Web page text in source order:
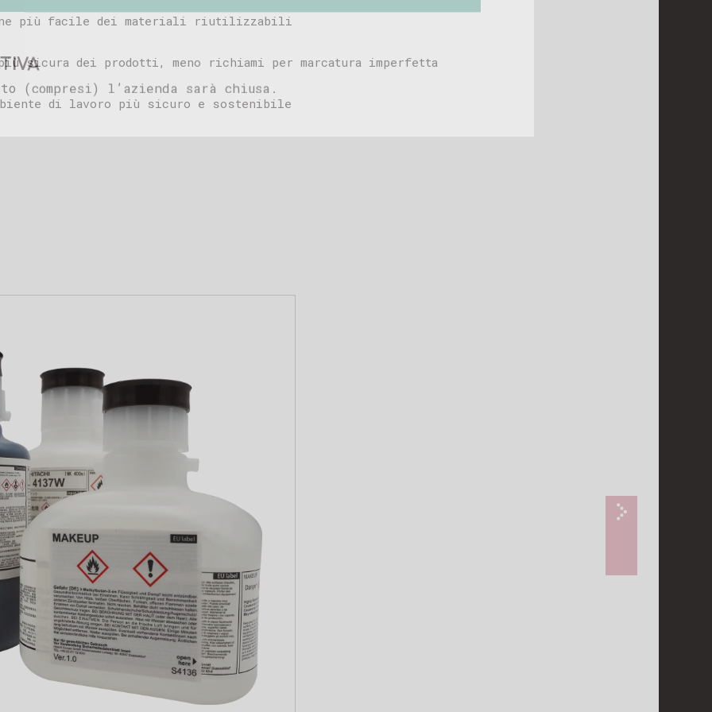
(compresi) l’azienda sarà chiusa.
più facile dei materiali riutilizzabili
sicura dei prodotti, meno richiami per marcatura imperfetta
di lavoro più sicuro e sostenibile
per il tuo interesse e restiamo a tua disposizione!